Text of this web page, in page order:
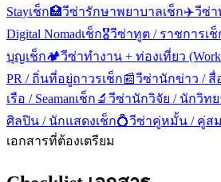
Stayเช็ก🏥วีซ่ารักษาพยาบาลเช็ก✈️วีซ่า
Digital Nomadเช็ก🎖️วีซ่าทูต / ราชการเช็
บุญเช็ก🏕️วีซ่าทำงาน + ท่องเที่ยว
PR / ถิ่นที่อยู่ถาวรเช็ก📰วีซ่านักข่าว /
เรือ / Seamanเช็ก 🔬 วีซ่านักวิจัย / นักวิท
ศิลปิน / นักแสดงเช็ก💍วีซ่าคู่หมั้น / คู่ส
เอกสารที่ต้องเตรียม